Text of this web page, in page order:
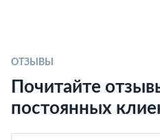
ОТЗЫВЫ
Почитайте
постоянных